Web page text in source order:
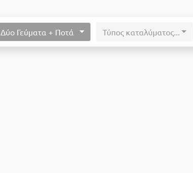
Δύο Γεύματα + Ποτά Τύπος καταλύματος...